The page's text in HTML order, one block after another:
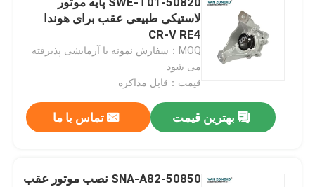
لاستیکی طبیعی عقب برای هوندا
CR-V RE4
MOQ：سفارش نمونه یا آزمایشی پذیرفته
می شود
قیمت：قابل مذاکره
بهترین قیمت تماس با ما
50850-SNA-A82 نصب موتور عقب